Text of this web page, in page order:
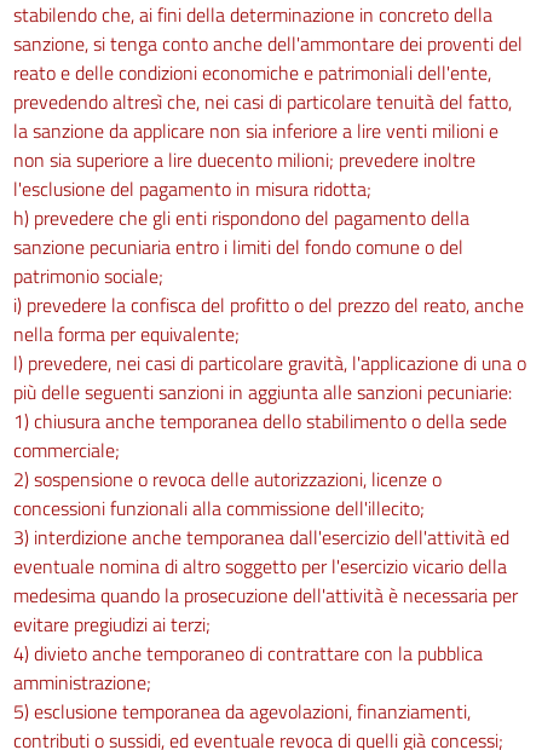
stabilendo che, ai fini della determinazione in concreto della
sanzione, si tenga conto anche dell'ammontare dei proventi del
reato e delle condizioni economiche e patrimoniali dell'ente,
prevedendo altresì che, nei casi di particolare tenuità del fatto,
la sanzione da applicare non sia inferiore a lire venti milioni e
non sia superiore a lire duecento milioni; prevedere inoltre
l'esclusione del pagamento in misura ridotta;
h) prevedere che gli enti rispondono del pagamento della
sanzione pecuniaria entro i limiti del fondo comune o del
patrimonio sociale;
i) prevedere la confisca del profitto o del prezzo del reato, anche
nella forma per equivalente;
l) prevedere, nei casi di particolare gravità, l'applicazione di una o
più delle seguenti sanzioni in aggiunta alle sanzioni pecuniarie:
1) chiusura anche temporanea dello stabilimento o della sede
commerciale;
2) sospensione o revoca delle autorizzazioni, licenze o
concessioni funzionali alla commissione dell'illecito;
3) interdizione anche temporanea dall'esercizio dell'attività ed
eventuale nomina di altro soggetto per l'esercizio vicario della
medesima quando la prosecuzione dell'attività è necessaria per
evitare pregiudizi ai terzi;
4) divieto anche temporaneo di contrattare con la pubblica
amministrazione;
5) esclusione temporanea da agevolazioni, finanziamenti,
contributi o sussidi, ed eventuale revoca di quelli già concessi;